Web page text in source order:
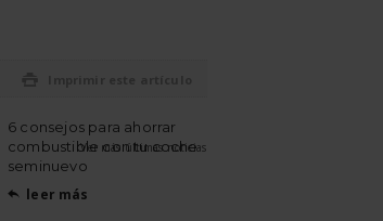
Ver más últimas noticias
6 consejos para ahorrar
combustible con tu coche
seminuevo
 leer más